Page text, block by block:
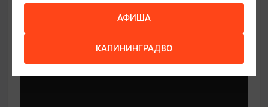
Калининград, ул. Баранова, 45
АФИША
КАЛИНИНГРАД80